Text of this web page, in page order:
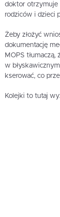
doktor otrzymuje
rodziców i dzieci
Żeby złożyć
dokumentację
MOPS
w
kserować, co
Kolejki to tutaj